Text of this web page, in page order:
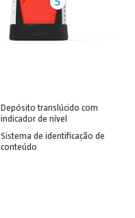
Depósito translúcido com
indicador de nível
Sistema de identificação de
conteúdo